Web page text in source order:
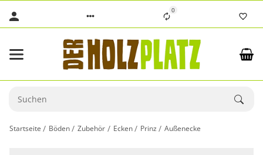
0
Startseite Böden Zubehör Ecken Prinz Außenecke